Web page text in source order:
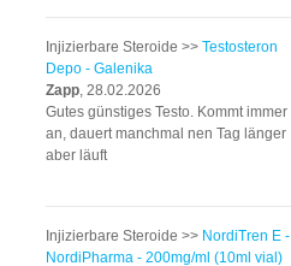
Injizierbare Steroide >> Testosteron
Depo - Galenika
Zapp, 28.02.2026
Gutes günstiges Testo. Kommt immer
an, dauert manchmal nen Tag länger
aber läuft
Injizierbare Steroide >> NordiTren E -
NordiPharma - 200mg/ml (10ml vial)